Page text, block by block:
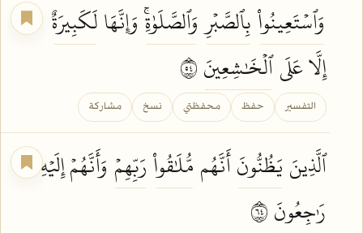
وَٱسۡتَعِينُواْ بِٱلصَّبۡرِ وَٱلصَّلَوٰةِۚوَإِنَّهَالَكَبِيرَةٌ
إِلَّا عَلَىٱلۡخَٰشِعِينَ
التفسير حفظ محفظتي نسخ مشاركة
ٱلَّذِينَ يَظُنُّونَأَنَّهُم مُّلَٰقُواْ رَبِّهِمۡ وَأَنَّهُمۡ إِلَيۡهِ
رَٰجِعُونَ